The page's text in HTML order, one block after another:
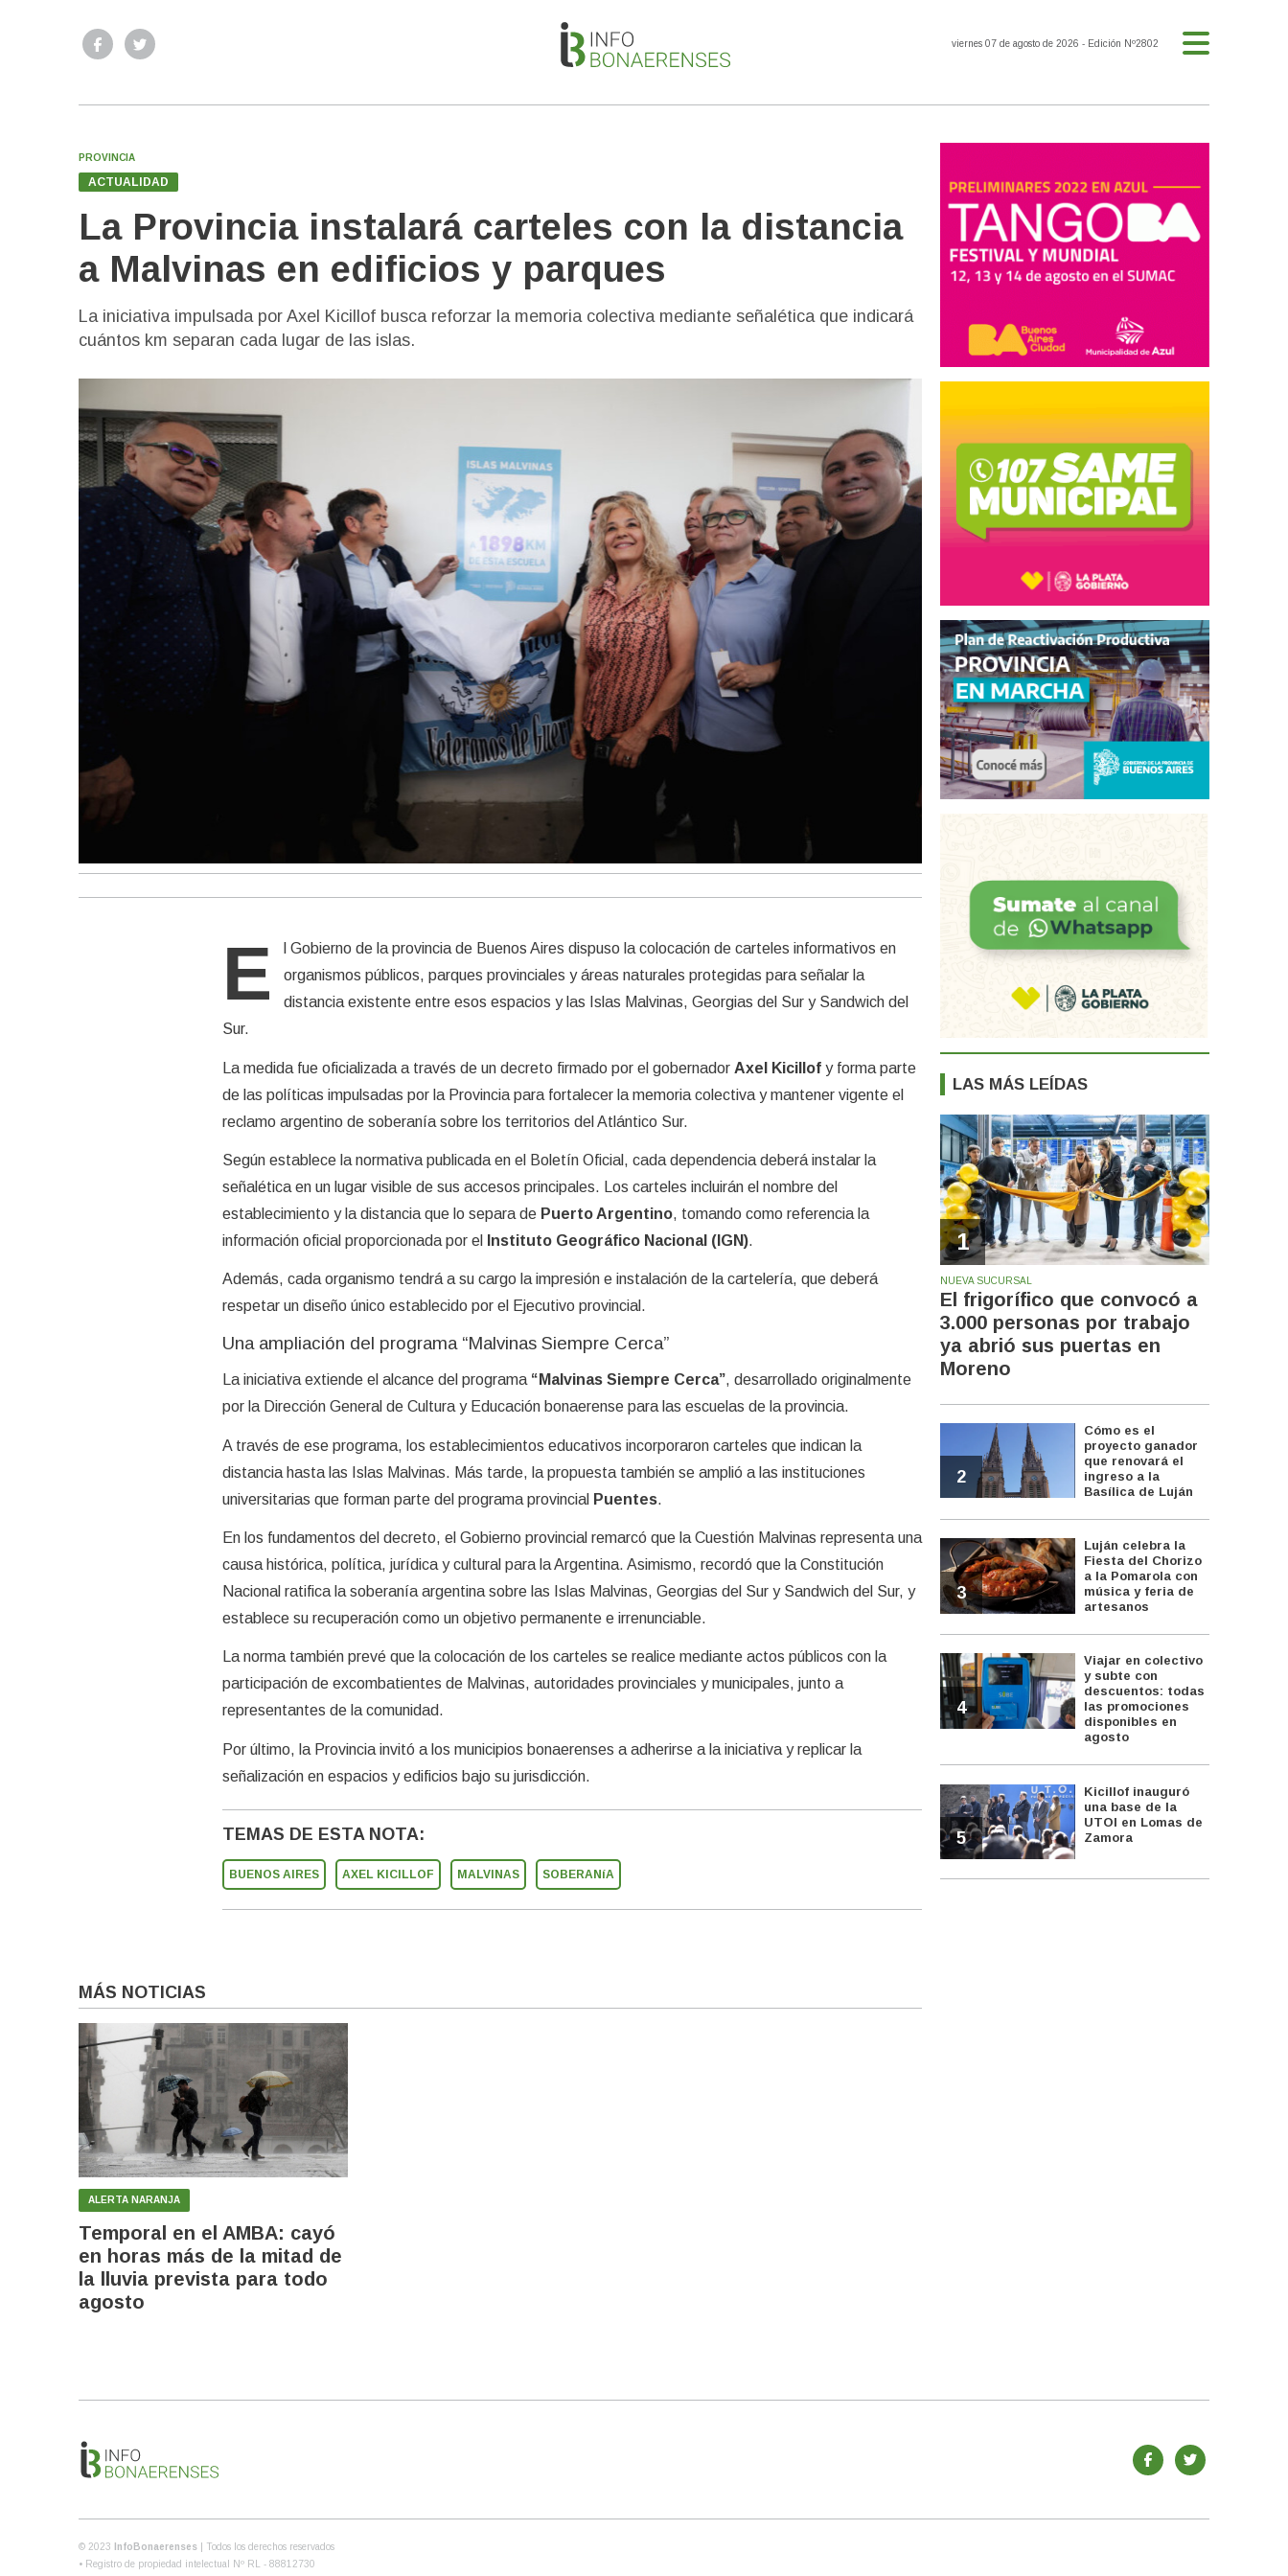
viernes 07 de agosto de 2026 - Edición Nº2802
PROVINCIA
ACTUALIDAD
La Provincia instalará carteles con la distancia
a Malvinas en edificios y parques
La iniciativa impulsada por Axel Kicillof busca reforzar la memoria colectiva mediante señalética que indicará
cuántos km separan cada lugar de las islas.
E
l Gobierno de la provincia de Buenos Aires dispuso la colocación de carteles informativos en
organismos públicos, parques provinciales y áreas naturales protegidas para señalar la
distancia existente entre esos espacios y las Islas Malvinas, Georgias del Sur y Sandwich del
Sur.
La medida fue oficializada a través de un decreto firmado por el gobernador Axel Kicillofy forma parte
de las políticas impulsadas por la Provincia para fortalecer la memoria colectiva y mantener vigente el
reclamo argentino de soberanía sobre los territorios del Atlántico Sur.
Según establece la normativa publicada en el Boletín Oficial, cada dependencia deberá instalar la
señalética en un lugar visible de sus accesos principales. Los carteles incluirán el nombre del
establecimiento y la distancia que lo separa de Puerto Argentino, tomando como referencia la
información oficial proporcionada por el
Instituto Geográfico Nacional (IGN).
Además, cada organismo tendrá a su cargo la impresión e instalación de la cartelería, que deberá
respetar un diseño único establecido por el Ejecutivo provincial.
Una ampliación del programa “Malvinas Siempre Cerca”
La iniciativa extiende el alcance del programa “Malvinas Siempre Cerca”, desarrollado originalmente
por la Dirección General de Cultura y Educación bonaerense para las escuelas de la provincia.
A través de ese programa, los establecimientos educativos incorporaron carteles que indican la
distancia hasta las Islas Malvinas. Más tarde, la propuesta también se amplió a las instituciones
universitarias que forman parte del programa provincial Puentes.
En los fundamentos del decreto, el Gobierno provincial remarcó que la Cuestión Malvinas representa una
causa histórica, política, jurídica y cultural para la Argentina. Asimismo, recordó que la Constitución
Nacional ratifica la soberanía argentina sobre las Islas Malvinas, Georgias del Sur y Sandwich del Sur, y
establece su recuperación como un objetivo permanente e irrenunciable.
La norma también prevé que la colocación de los carteles se realice mediante actos públicos con la
participación de excombatientes de Malvinas, autoridades provinciales y municipales, junto a
representantes de la comunidad.
Por último, la Provincia invitó a los municipios bonaerenses a adherirse a la iniciativa y replicar la
señalización en espacios y edificios bajo su jurisdicción.
TEMAS DE ESTA NOTA:
BUENOS AIRES AXEL KICILLOF MALVINAS SOBERANíA
MÁS NOTICIAS
ALERTA NARANJA
Temporal en el AMBA: cayó
en horas más de la mitad de
la lluvia prevista para todo
agosto
LAS MÁS LEÍDAS
1
NUEVA SUCURSAL
El frigorífico que convocó a
3.000 personas por trabajo
ya abrió sus puertas en
Moreno
2
Cómo es el
proyecto ganador
que renovará el
ingreso a la
Basílica de Luján
3
Luján celebra la
Fiesta del Chorizo
a la Pomarola con
música y feria de
artesanos
4
Viajar en colectivo
y subte con
descuentos: todas
las promociones
disponibles en
agosto
5
Kicillof inauguró
una base de la
UTOI en Lomas de
Zamora
© 2023 InfoBonaerenses
| Todos los derechos reservados
• Registro de propiedad intelectual Nº RL - 88812730